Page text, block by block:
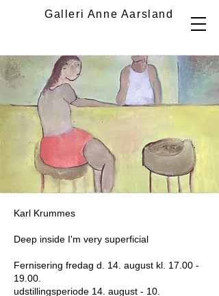
Galleri Anne Aarsland
Karl Krummes
Deep inside I'm very superficial
Fernisering fredag d. 14. august kl. 17.00 -
19.00
udstillingsperiode 14. august - 10.